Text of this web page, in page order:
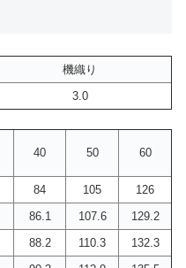
機織り
3.0
40 50 60
84 105
126
86.1 107.6
129.2
88.2 110.3
132.3